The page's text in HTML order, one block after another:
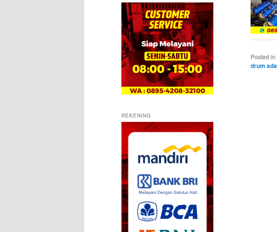
Posted in
drum
REKENING